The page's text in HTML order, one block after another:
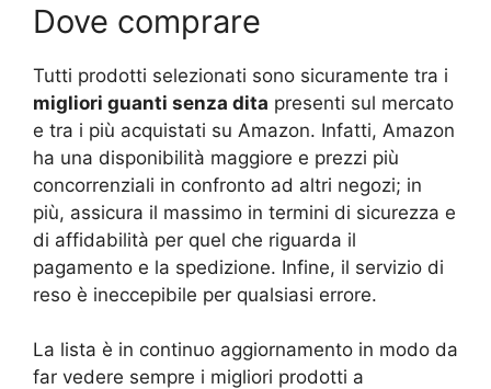
Dove comprare
Tutti prodotti selezionati sono sicuramente tra i
migliori guanti senza dita presenti sul mercato
e tra i più acquistati su Amazon. Infatti, Amazon
ha una disponibilità maggiore e prezzi più
concorrenziali in confronto ad altri negozi; in
più, assicura il massimo in termini di sicurezza e
di affidabilità per quel che riguarda il
pagamento e la spedizione. Infine, il servizio di
reso è ineccepibile per qualsiasi errore.
La lista è in continuo aggiornamento in modo da
far vedere sempre i migliori prodotti a